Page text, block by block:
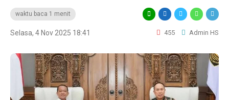
waktu baca 1 menit
Selasa, 4 Nov 2025 18:41 455 Admin HS